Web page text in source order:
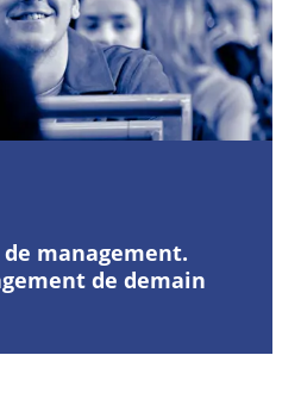
management.
de demain